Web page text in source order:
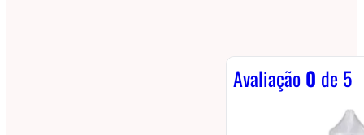
Avaliação0 de 5